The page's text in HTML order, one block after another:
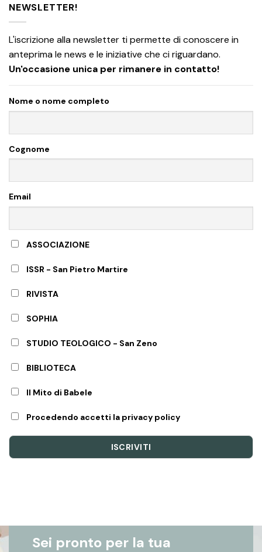
NEWSLETTER!
L'iscrizione alla newsletter ti permette di conoscere in
anteprima le news e le iniziative che ci riguardano.
Un'occasione unica per rimanere in contatto!
Nome o nome completo
Cognome
Email
ASSOCIAZIONE
ISSR - San Pietro Martire
RIVISTA
SOPHIA
STUDIO TEOLOGICO - San Zeno
BIBLIOTECA
Il Mito di Babele
Procedendo accetti la privacy policy
Sei pronto per la tua